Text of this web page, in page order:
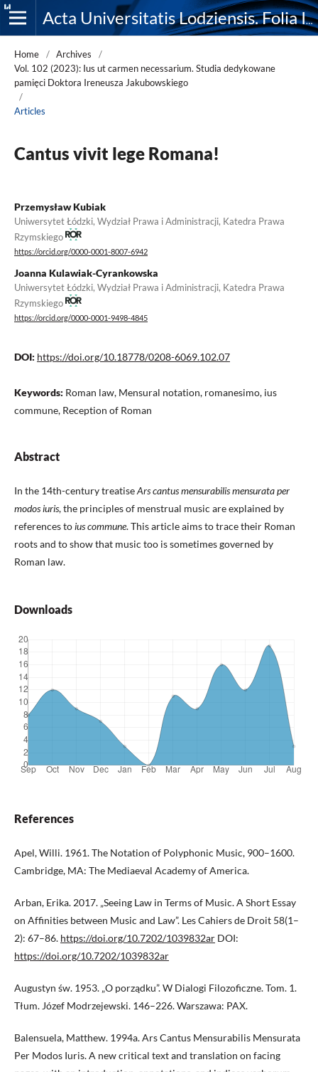
Acta Universitatis Lodziensis. Folia Iuridica
Home / Archives
/
Vol. 102 (2023): Ius ut carmen necessarium. Studia dedykowane
pamięci Doktora Ireneusza Jakubowskiego
/
Articles
Cantus vivit lege Romana!
Przemysław Kubiak
Uniwersytet Łódzki, Wydział Prawa i Administracji, Katedra Prawa
Rzymskiego
https://orcid.org/0000-0001-8007-6942
Joanna Kulawiak-Cyrankowska
Uniwersytet Łódzki, Wydział Prawa i Administracji, Katedra Prawa
Rzymskiego
https://orcid.org/0000-0001-9498-4845
DOI: https://doi.org/10.18778/0208-6069.102.07
Keywords: Roman law, Mensural notation, romanesimo, ius
commune, Reception of Roman
Abstract
In the 14th-century treatiseArs cantus mensurabilis mensurata per
modos iuris, the principles of menstrual music are explained by
references toius commune. This article aims to trace their Roman
roots and to show that music too is sometimes governed by
Roman law.
Downloads
References
Apel, Willi. 1961. The Notation of Polyphonic Music, 900–1600.
Cambridge, MA: The Mediaeval Academy of America.
Arban, Erika. 2017. „Seeing Law in Terms of Music. A Short Essay
on Affinities between Music and Law”. Les Cahiers de Droit 58(1–
2): 67–86. https://doi.org/10.7202/1039832ar DOI:
https://doi.org/10.7202/1039832ar
Augustyn św. 1953. „O porządku”. W Dialogi Filozoficzne. Tom. 1.
Tłum. Józef Modrzejewski. 146–226. Warszawa: PAX.
Balensuela, Matthew. 1994a. Ars Cantus Mensurabilis Mensurata
Per Modos Iuris. A new critical text and translation on facing